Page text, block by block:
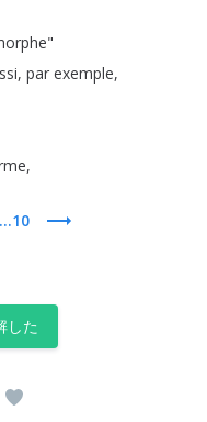
"
, par exemple,
,
...10
した